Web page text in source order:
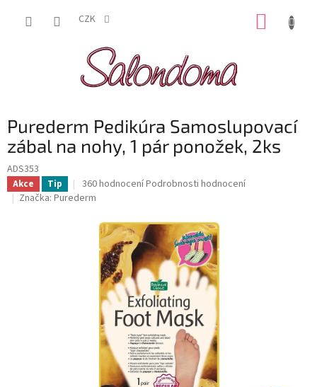
CZK
Purederm Pedikúra Samoslupovací
zábal na nohy, 1 pár ponožek, 2ks
ADS353
Akce Tip
Průměrné
hodnocení
hvězdiček.
360 hodnoceníPodrobnosti hodnocení
Značka: Purederm